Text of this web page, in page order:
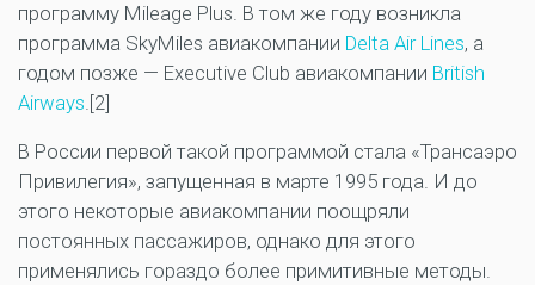
программу Mileage Plus. В том же году возникла
программа SkyMiles авиакомпании Delta Air Lines, а
годом позже — Executive Club авиакомпании British
Airways.[2]
В России первой такой программой стала «Трансаэро
Привилегия», запущенная в марте 1995 года. И до
этого некоторые авиакомпании поощряли
постоянных пассажиров, однако для этого
применялись гораздо более примитивные методы.